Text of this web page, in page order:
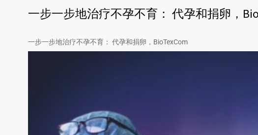
一步一步地治疗不孕不育： 代孕和捐卵，
一步一步地治疗不孕不育： 代孕和捐卵，BioTexCom